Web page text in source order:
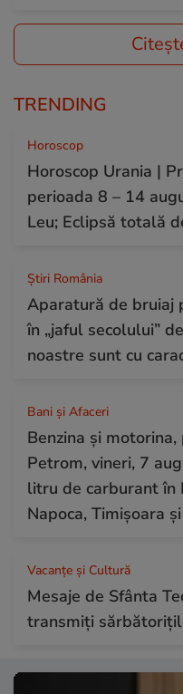
TRENDING
Horoscop
Horoscop Urania |
perioada 8 – 14
Leu; Eclipsă totală
Știri România
Aparatură de bruiaj
în „jaful secolului”
noastre sunt cu
Bani și Afaceri
Benzina și
Petrom, vineri, 7
litru de carburant în
Napoca, Timișoara
Vacanțe și Cultură
Mesaje de Sfânta
transmiți